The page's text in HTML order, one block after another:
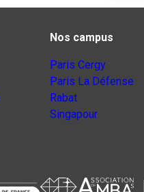
Nos campus
Paris Cergy
Paris La Défense
Rabat
Singapour